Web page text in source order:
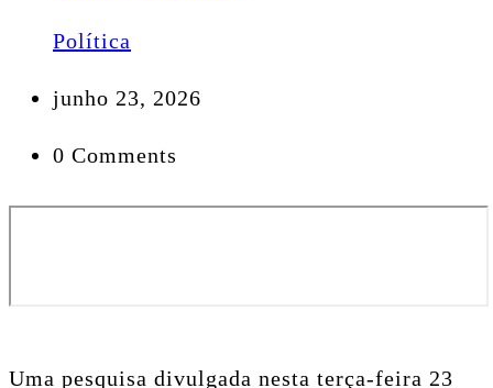
Política
junho 23, 2026
0 Comments
Uma pesquisa divulgada nesta terça-feira 23